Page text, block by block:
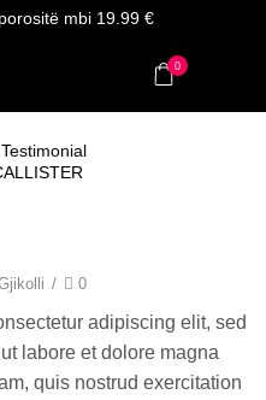
mbi 19.99 €
0
Testimonial
/ 0
adipiscing elit, sed
labore et dolore magna
quis nostrud exercitation